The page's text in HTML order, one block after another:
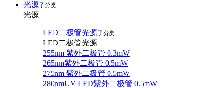
光源子分类
光源
LED二极管光源子分类
LED二极管光源
255nm 紫外二极管 0.3mW
265nm紫外二极管 0.5mW
275nm 紫外二极管 0.5mW
280nmUV LED紫外二极管 0.5mW